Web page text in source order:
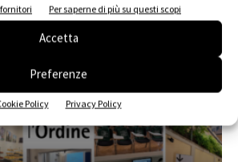
Per saperne di più su questi scopi
Accetta
Preferenze
Policy Privacy Policy